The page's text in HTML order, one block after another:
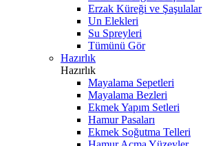
Erzak Küreği ve Şaşulalar
Un Elekleri
Su Spreyleri
Tümünü Gör
Hazırlık
Hazırlık
Mayalama Sepetleri
Mayalama Bezleri
Ekmek Yapım Setleri
Hamur Pasaları
Ekmek Soğutma Telleri